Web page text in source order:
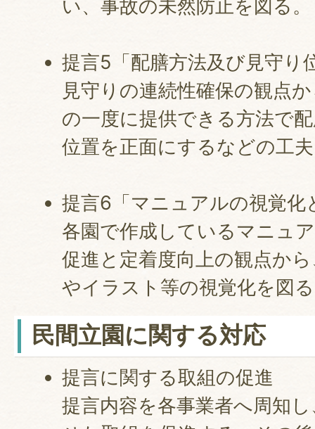
い、事故の未然防止を図る。
提言5「配膳方法及び見守り
見守りの連続性確保の観点
の一度に提供できる方法で
位置を正面にするなどの工
提言6「マニュアルの視覚化
各園で作成しているマニュ
促進と定着度向上の観点か
やイラスト等の視覚化を図
民間立園に関する対応
提言に関する取組の促進
提言内容を各事業者へ周知